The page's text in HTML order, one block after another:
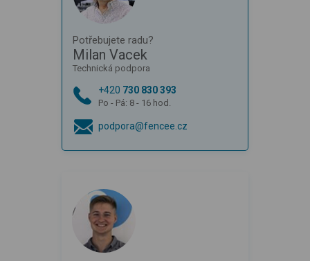
Potřebujete radu?
Milan Vacek
Technická podpora
+420 730 830 393
Po - Pá: 8 - 16 hod.
podpora@fencee.cz